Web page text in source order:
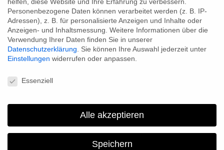
löschen oder die Veröffentlichung zeitweise oder endgültig
einzustellen.
Verweise und Links
wird, die außerhalb des Verantwortungsbereiches des
für Schäden, die aus der Nutzung oder Nichtnutzung der dort
dargebotenen Informationen entstehen, allein der Anbieter
dieser Seiten, nicht derjenige, der über Links auf die jeweilige
Veröffentlichung lediglich verweist. Die Betreiber dieser Seite
Personenbezogene Daten können verarbeitet werden (z. B. IP-
Adressen), z. B. für personalisierte Anzeigen und Inhalte oder
Anzeigen- und Inhaltsmessung. Weitere Informationen über die
Verwendung Ihrer Daten finden Sie in unserer
Datenschutzerklärung
Sie können Ihre Auswahl jederzeit unter
Einstellungen widerrufen oder anpassen.
Essenziell
Alle akzeptieren
Speichern